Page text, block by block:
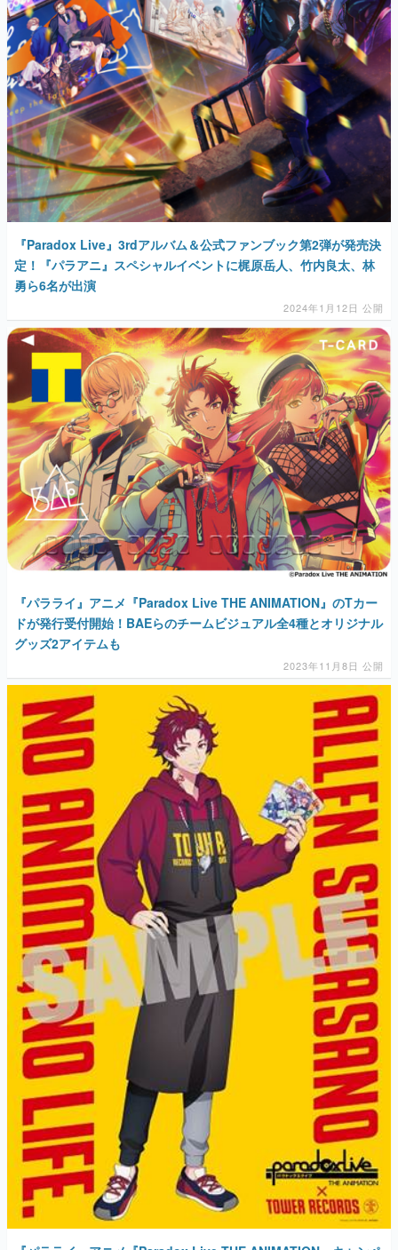
『Paradox Live』3rdアルバム＆公式ファンブック第2弾が発売決
定！『パラアニ』スペシャルイベントに梶原岳人、竹内良太、林
勇ら6名が出演
2024年1月12日 公開
『パラライ』アニメ『Paradox Live THE ANIMATION』のTカー
ドが発行受付開始！BAEらのチームビジュアル全4種とオリジナル
グッズ2アイテムも
2023年11月8日 公開